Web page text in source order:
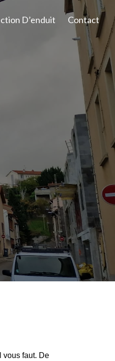
D’enduit Contact
vous faut. De